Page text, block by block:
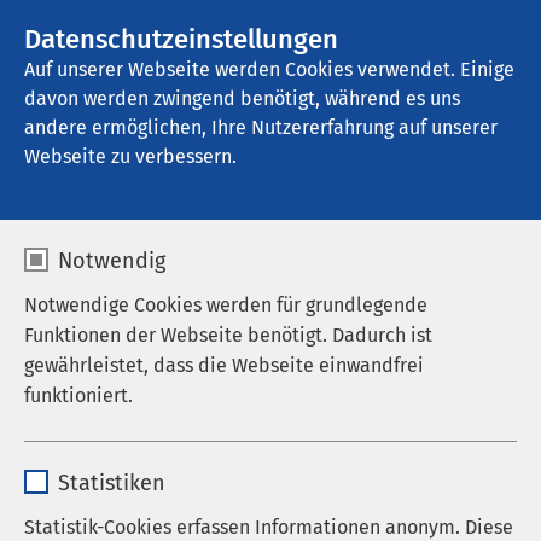
Datenschutzeinstellungen
Auf unserer Webseite werden Cookies verwendet. Einige
davon werden zwingend benötigt, während es uns
andere ermöglichen, Ihre Nutzererfahrung auf unserer
Webseite zu verbessern.
Notwendig
Notwendige Cookies werden für grundlegende
Funktionen der Webseite benötigt. Dadurch ist
gewährleistet, dass die Webseite einwandfrei
funktioniert.
Anbieter sgalinski
Statistiken
Statistik-Cookies erfassen Informationen anonym. Diese